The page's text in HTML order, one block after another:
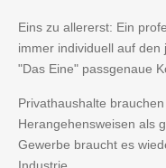
Eins zu allererst: Ein
immer individuell auf den
"Das Eine" passgenaue
Privathaushalte
Herangehensweisen als
Gewerbe braucht es